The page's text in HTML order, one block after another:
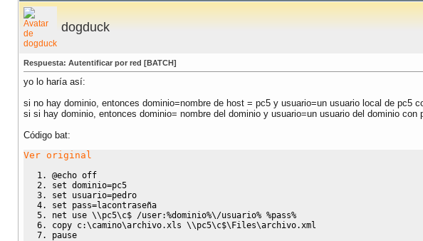
dogduck
Respuesta: Autentificar por red [BATCH]
yo lo haría así:
si no hay dominio, entonces dominio=nombre de host = pc5 y usuario=un usuario local de pc5
si si hay dominio, entonces dominio= nombre del dominio y usuario=un usuario del dominio con
Código bat:
Ver original
@echo off
set dominio=pc5
set usuario=pedro
set pass=lacontraseña
net use \\pc5\c$ /user:%dominio%\/usuario% %pass%
copy c:\camino\archivo.xls \\pc5\c$\Files\archivo.xml
pause